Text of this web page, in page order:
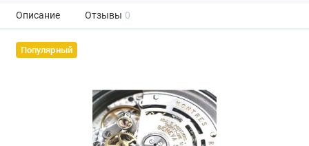
Описание Отзывы 0
Популярный